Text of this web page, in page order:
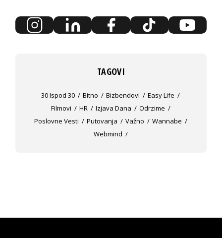
TAGOVI
30 Ispod 30 Bitno Bizbendovi
Easy Life
Filmovi
HR Izjava Dana
Odrzime
Poslovne Vesti
Putovanja Važno
Wannabe
Webmind